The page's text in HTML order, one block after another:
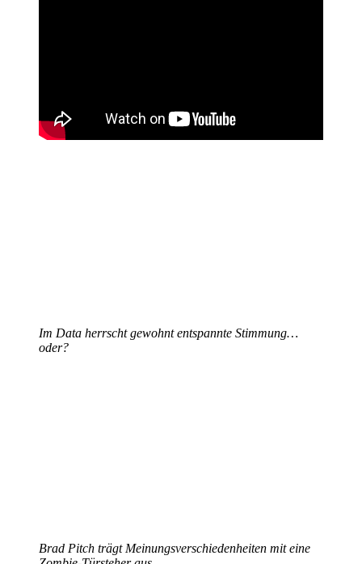
Im Data herrscht gewohnt entspannte Stimmung…
oder?
Brad Pitch trägt Meinungsverschiedenheiten mit eine